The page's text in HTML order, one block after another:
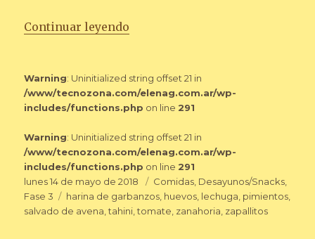
Continuar leyendo
Warning: Uninitialized string offset 21 in
/www/tecnozona.com/elenag.com.ar/wp-
includes/functions.php on line 291
Warning: Uninitialized string offset 21 in
/www/tecnozona.com/elenag.com.ar/wp-
includes/functions.php on line 291
Publicado
el
lunes 14 de mayo de 2018 Categorías
Comidas, Desayunos/Snacks,
Fase 3
Etiquetas
harina de garbanzos, huevos, lechuga, pimientos,
salvado de avena,tahini,tomate, zanahoria, zapallitos